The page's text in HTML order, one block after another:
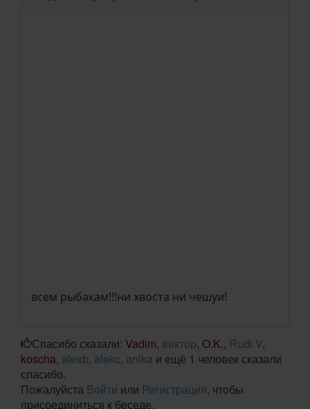
всем рыбакам!!!ни хвоста ни чешуи!
Спасибо сказали: Vadim, виктор, O.K., Rudi V,
koscha, alexb, alekc, anika и ещё 1 человек сказали
спасибо.
Пожалуйста Войти или Регистрация, чтобы
присоединиться к беседе.